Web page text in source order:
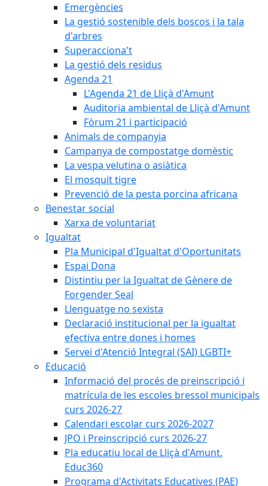
Emergències
La gestió sostenible dels boscos i la tala
d'arbres
Superacciona't
La gestió dels residus
Agenda 21
L'Agenda 21 de Lliçà d'Amunt
Auditoria ambiental de Lliçà d'Amunt
Fòrum 21 i participació
Animals de companyia
Campanya de compostatge domèstic
La vespa velutina o asiàtica
El mosquit tigre
Prevenció de la pesta porcina africana
Benestar social
Xarxa de voluntariat
Igualtat
Pla Municipal d'Igualtat d'Oportunitats
Espai Dona
Distintiu per la Igualtat de Gènere de
Forgender Seal
Llenguatge no sexista
Declaració institucional per la igualtat
efectiva entre dones i homes
Servei d'Atenció Integral (SAI) LGBTI+
Educació
Informació del procés de preinscripció i
matrícula de les escoles bressol municipals
curs 2026-27
Calendari escolar curs 2026-2027
JPO i Preinscripció curs 2026-27
Pla educatiu local de Lliçà d'Amunt.
Educ360
Programa d'Activitats Educatives (PAE)